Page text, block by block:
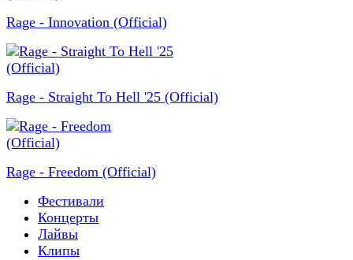
Rage - Innovation (Official)
Rage - Straight To Hell '25 (Official)
Rage - Freedom (Official)
Фестивали
Концерты
Лайвы
Клипы